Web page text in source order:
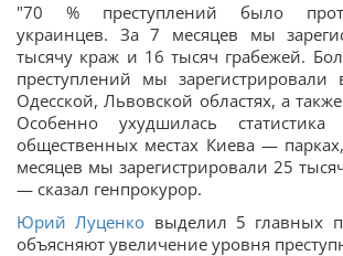
"70 % преступлений было
украинцев. За 7 месяцев мы
тысячу краж и 16 тысяч грабежей.
преступлений мы
Одесской, Львовской областях, а
Особенно ухудшилась
общественных местах Киева —
месяцев мы зарегистрировали 25
— сказал генпрокурор.
Юрий Луценко выделил 5 главных
объясняют увеличение уровня